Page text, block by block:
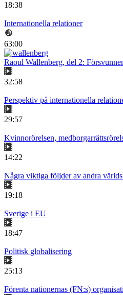
18:38
Internationella relationer
63:00
Raoul Wallenberg, del 2:
32:58
Perspektiv på internationella
29:57
Kvinnorörelsen,
14:22
Några viktiga följder av andra
19:18
Sverige i EU
18:47
Politisk globalisering
25:13
Förenta nationernas (FN:s)